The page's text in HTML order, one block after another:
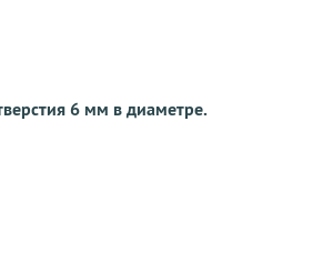
6 мм в диаметре.